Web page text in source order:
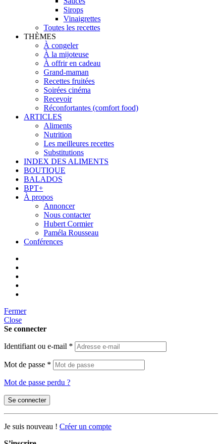
Sirops
Vinaigrettes
Toutes les recettes
THÈMES
À congeler
À la mijoteuse
À offrir en cadeau
Grand-maman
Recettes fruitées
Soirées cinéma
Recevoir
Réconfortantes (comfort food)
ARTICLES
Aliments
Nutrition
Les meilleures recettes
Substitutions
INDEX DES ALIMENTS
BOUTIQUE
BALADOS
BPT+
À propos
Annoncer
Nous contacter
Hubert Cormier
Paméla Rousseau
Conférences
Fermer
Close
Se connecter
Identifiant ou e-mail *
Mot de passe *
Mot de passe perdu ?
Se connecter
Je suis nouveau ! Créer un compte